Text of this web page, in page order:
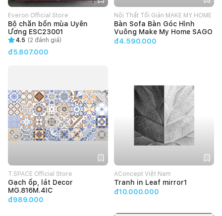
Everon Official Store
Bộ chăn bốn mùa Uyên
Ương ESC23001
4.5 (2 đánh giá)
đ5.807.000
Nội Thất Tối Giản MAKE MY HOME
Bàn Sofa Bàn Góc Hình
Vuông Make My Home SAGO
đ4.590.000
T.SPACE Official Store
Gạch ốp, lát Decor
MG.816M.4IC
đ989.000
AConcept Việt Nam
Tranh in Leaf mirror1
đ10.000.000